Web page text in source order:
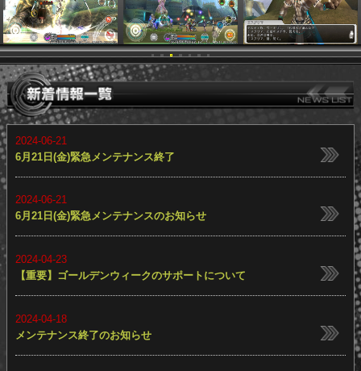
2024-06-21
2024-04-23
【重要】ゴールデンウィークのサポートについて